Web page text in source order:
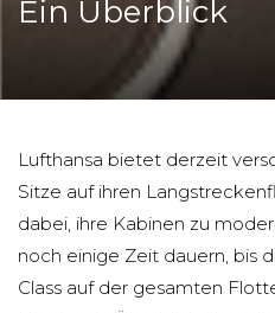
Ein Überblick
Lufthansa bietet derzeit
Sitze auf ihren
dabei, ihre Kabinen zu
noch einige Zeit dauern, bis
Class auf der gesamten